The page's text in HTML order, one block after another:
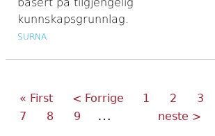
kunnskapsgrunnlag.
SURNA
Sider
Første
« First
Forrige
< Forrige Side
1 Side
2 Side
3
Side
7 Side
8 Side
9 …
Neste
neste >